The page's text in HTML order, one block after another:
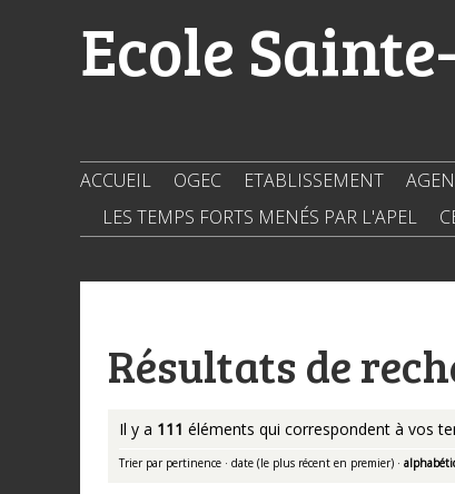
contenu.
Aller
Ecole
ACCUEIL OGEC ETABLISSEMENT
LES TEMPS FORTS MENÉS PAR L'APEL
Résultats de
Il y a 111 éléments qui correspondent à vos
Trier par pertinence · date (le plus récent en premier) ·